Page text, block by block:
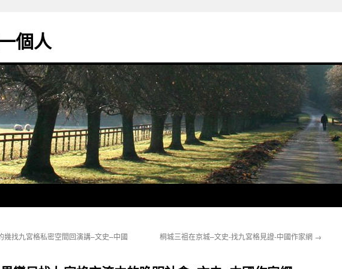
個人
幾找九宮格私密空間回演講–文史–中國
桐城三祖在京城–文史-找九宮格見證-中國作家網 →